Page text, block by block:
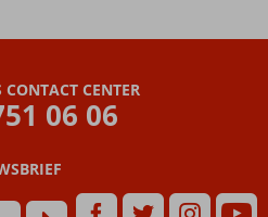
CENTER
06 06